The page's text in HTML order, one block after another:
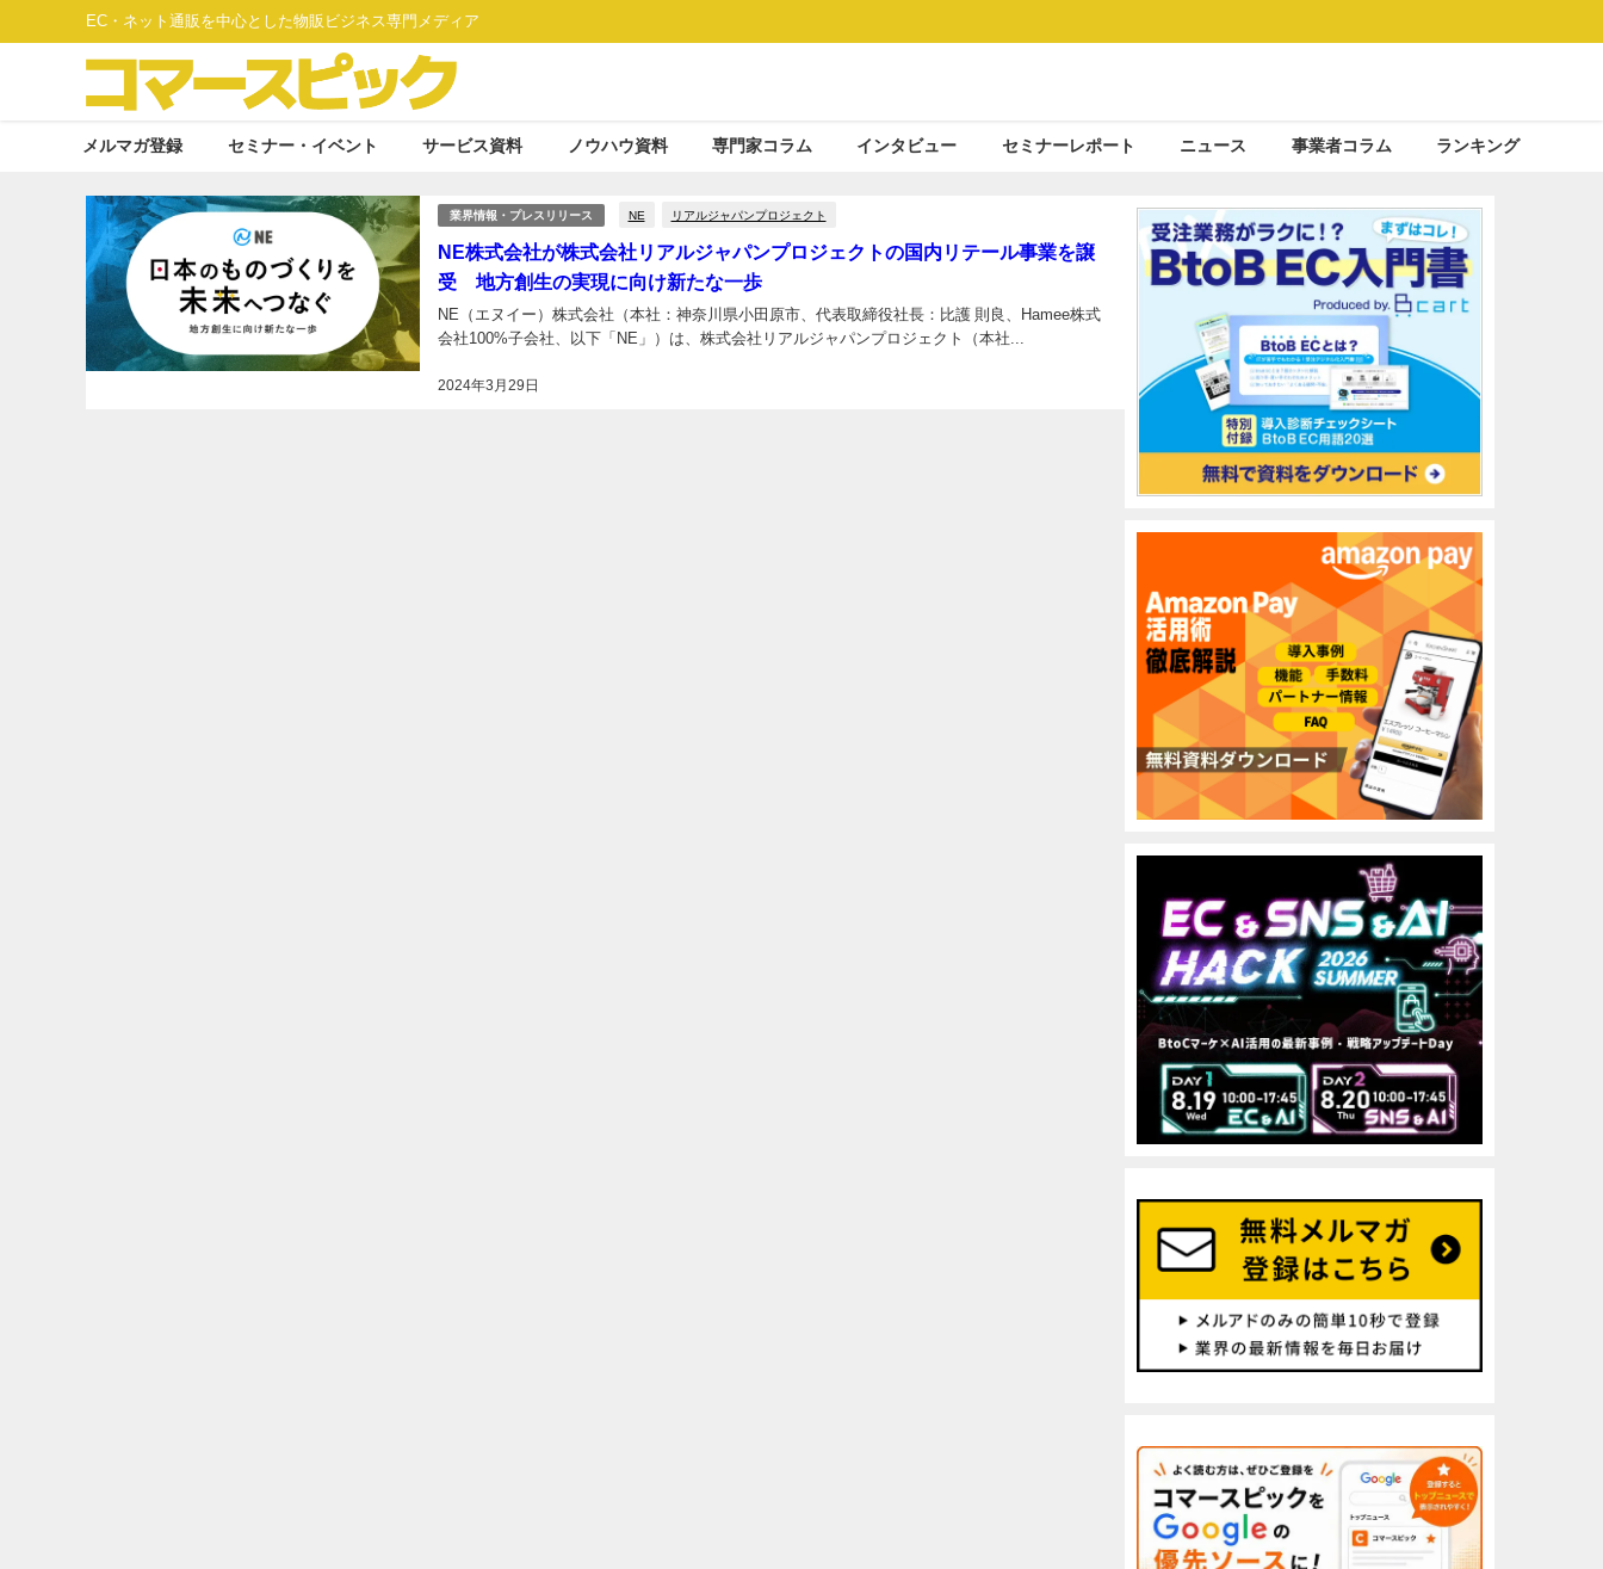
EC・ネット通販を中心とした物販ビジネス専門メディア
メルマガ登録 セミナー・イベント サービス資料 ノウハウ資料 専門家コラム インタビュー セミナーレポート ニュース 事業者コラム ランキング
業界情報・プレスリリース NE リアルジャパンプロジェクト
NE株式会社が株式会社リアルジャパンプロジェクトの国内リテール事業を譲
受 地方創生の実現に向け新たな一歩
2024年3月29日
NE（エヌイー）株式会社（本社：神奈川県小田原市、代表取締役社長：比護 則良、Hamee株式
会社100%子会社、以下「NE」）は、株式会社リアルジャパンプロジェクト（本社...